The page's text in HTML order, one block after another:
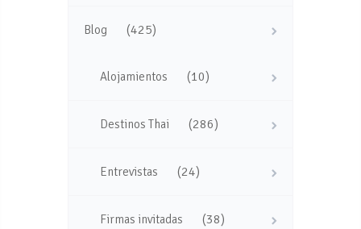
Blog (425)
Alojamientos (10)
Destinos Thai (286)
Entrevistas (24)
Firmas invitadas (38)